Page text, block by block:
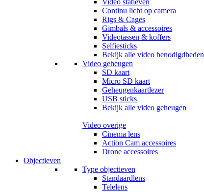
Continu licht op camera
Rigs & Cages
Gimbals & accessoires
Videotassen & koffers
Selfiesticks
Bekijk alle video benodigdheden
Video geheugen
SD kaart
Micro SD kaart
Geheugenkaartlezer
USB sticks
Bekijk alle video geheugen
Video overige
Cinema lens
Action Cam accessoires
Drone accessoires
Objectieven
Type objectieven
Standaardlens
Telelens